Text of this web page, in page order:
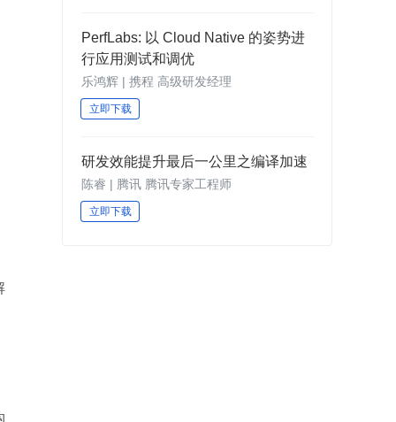
PerfLabs: 以 Cloud Native 的姿势进
行应用测试和调优
乐鸿辉 | 携程 高级研发经理
立即下载
研发效能提升最后一公里之编译加速
陈睿 | 腾讯 腾讯专家工程师
立即下载